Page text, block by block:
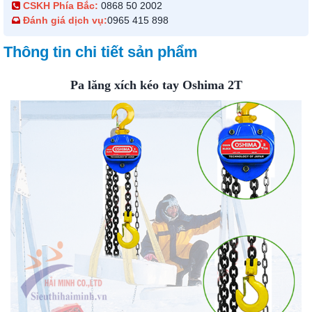
CSKH Phía Bắc: 0868 50 2002
Đánh giá dịch vụ:0965 415 898
Thông tin chi tiết sản phẩm
Pa lăng xích kéo tay Oshima 2T